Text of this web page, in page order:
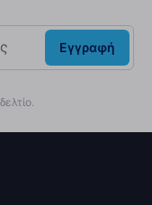
Εγγραφή